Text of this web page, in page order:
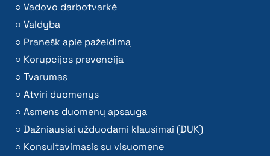
Vadovo darbotvarkė
Valdyba
Pranešk apie pažeidimą
Korupcijos prevencija
Tvarumas
Atviri duomenys
Asmens duomenų apsauga
Dažniausiai užduodami klausimai (DUK)
Konsultavimasis su visuomene